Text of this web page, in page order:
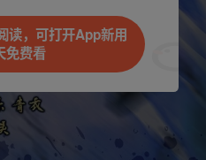
读，可打开App新用
免费看